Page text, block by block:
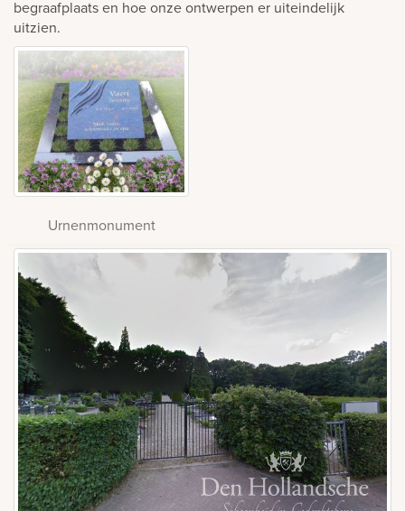
begraafplaats en hoe onze ontwerpen er uiteindelijk
uitzien.
Urnenmonument